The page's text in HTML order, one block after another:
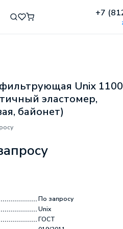
+7
Unix 1100
эластомер,
байонет)
По запросу
Unix
ГОСТ